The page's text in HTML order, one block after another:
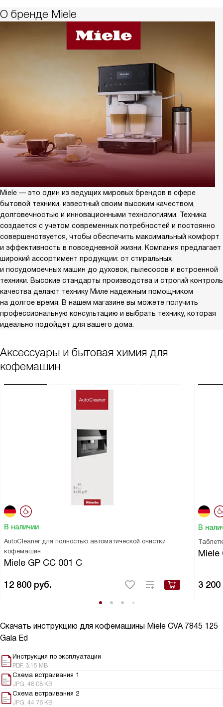
О бренде Miele
Miele — это один из ведущих мировых брендов в сфере
бытовой техники, известный своим высоким качеством,
долговечностью и инновационными технологиями. Техника
создается с учетом современных потребностей и постоянно
совершенствуется, чтобы обеспечить максимальный комфорт
и эффективность в повседневной жизни. Компания предлагает
широкий ассортимент продукции: от стиральных
и посудомоечных машин до духовок, пылесосов и встроенной
техники. Высокие стандарты производства и строгий контроль
качества делают технику Миле надежным помощником
на долгое время. В нашем магазине вы можете получить
профессиональную консультацию и выбрать технику, которая
идеально подойдет для вашего дома.
Аксессуары и бытовая химия для
кофемашин
В наличии
AutoCleaner для полностью автоматической очистки
кофемашин
Miele GP CC 001 C
12 800 руб.
В
Miele
3 200
Скачать инструкцию для кофемашины Miele CVA 7845 125
Gala Ed
Инструкция по эксплуатации
PDF, 3.15 MB
Схема встраивания 1
JPG, 48.08 KB
Схема встраивания 2
JPG, 44.76 KB